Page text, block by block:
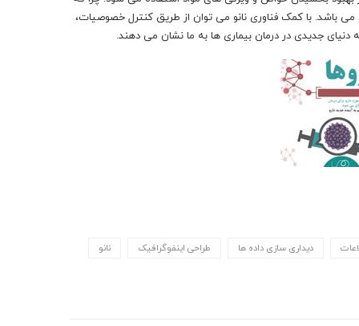
می باشد. با کمک فناوری نانو می توان از طریق کنترل خصوصیات،
که دنیای جدیدی در درمان بیماری ها به ما نشان می دهند.
دیداری سازی داده ها طراحی اینفوگرافیک نانو